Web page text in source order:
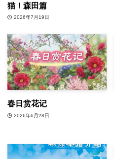
猫！森田篇
2026年7月19日
春日赏花记
2026年6月28日